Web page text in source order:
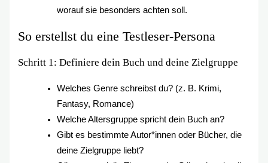
worauf sie besonders achten soll.
So erstellst du eine Testleser-Persona
Schritt 1: Definiere dein Buch und deine Zielgruppe
Welches Genre schreibst du? (z. B. Krimi,
Fantasy, Romance)
Welche Altersgruppe spricht dein Buch an?
Gibt es bestimmte Autor*innen oder Bücher, die
deine Zielgruppe liebt?